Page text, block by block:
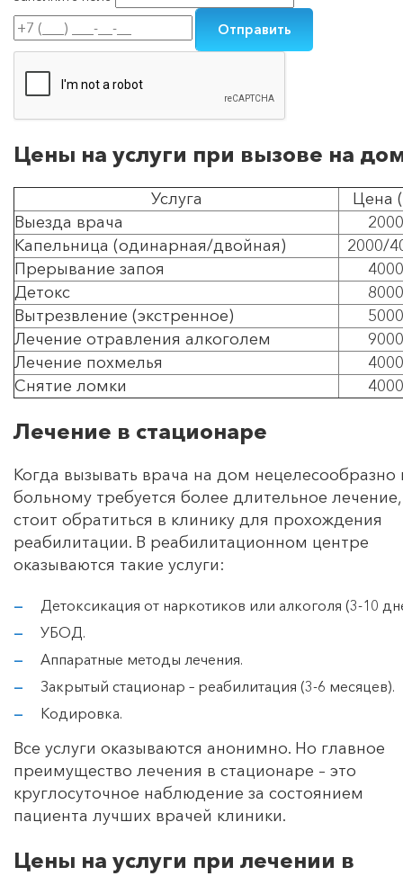
Цены на услуги при вызове на
Услуга
Цена
Выезда врача
2000
Капельница (одинарная/двойная)
2000/
Прерывание запоя
4000
Детокс
8000
Вытрезвление (экстренное)
5000
Лечение отравления алкоголем
9000
Лечение похмелья
4000
Снятие ломки
4000
Лечение в стационаре
Когда вызывать врача на дом нецелесообразно
больному требуется более длительное лечение,
стоит обратиться в клинику для прохождения
реабилитации. В реабилитационном центре
оказываются такие услуги:
Детоксикация от наркотиков или алкоголя (3-10
УБОД.
Аппаратные методы лечения.
Закрытый стационар – реабилитация (3-6 месяцев).
Кодировка.
Все услуги оказываются анонимно. Но главное
преимущество лечения в стационаре – это
круглосуточное наблюдение за состоянием
пациента лучших врачей клиники.
Цены на услуги при лечении в